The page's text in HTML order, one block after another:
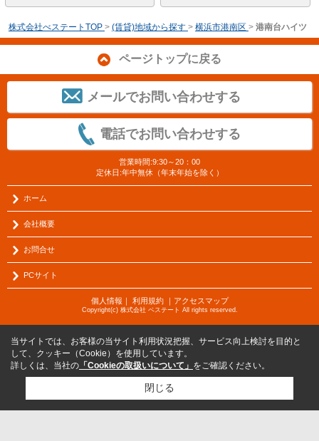
株式会社べステートTOP > (賃貸)地域から探す > 横浜市港南区 > 港南台ハイツ
ページトップに戻る
メールでお問い合わせする
電話でお問い合わせする
営業時間:9:30～20：00
定休日:年中無休（年末年始を除く）
ホーム
会社概要
お問合せ
PCサイト
個人情報 利用規約｜ アクセスマップ
Copyright(c) 株式会社 ベステート All rights reserved.
当サイトでは、お客様の当サイト利用状況把握、サービス向上検討を目的と
して、クッキー（Cookie）を使用しています。
詳しくは、当社の 「Cookieの取扱いについて」 をご確認ください。
閉じる